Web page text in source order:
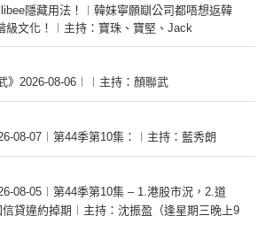
隱藏用法！︱韓妹寧願瞓公司都唔想返韓
級文化！︱主持：寶珠、寶堅、Jack
》2026-08-06︱︱主持：顏聯武
08-07︱第44季第10集：︱主持：藍秀朗
08-05︱第44季第10集 – 1.港股市況，2.道
貸違約掉期︱主持：沈振盈（逢星期三晚上9